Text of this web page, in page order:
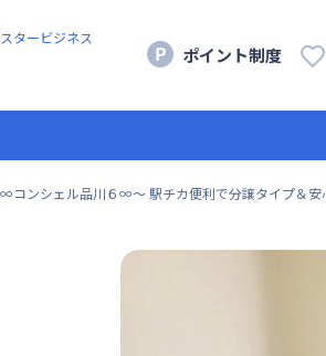
タービジネス
ポイント制度
∞コンシェル品川６∞〜 駅チカ便利で分譲タイプ＆安